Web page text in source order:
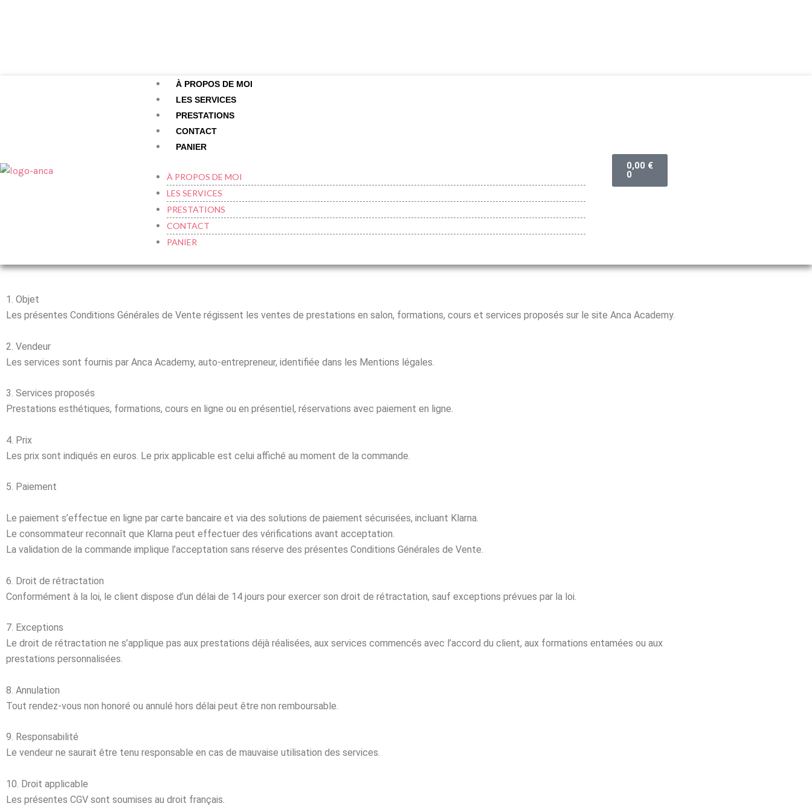
À PROPOS DE MOI
LES SERVICES
PRESTATIONS
CONTACT
PANIER
À PROPOS DE MOI
LES SERVICES
PRESTATIONS
CONTACT
PANIER
0,00 €
0
Cart
1. Objet
Les présentes Conditions Générales de Vente régissent les ventes de prestations en salon, formations, cours et services proposés sur le site Anca Academy.
2. Vendeur
Les services sont fournis par Anca Academy, auto-entrepreneur, identifiée dans les Mentions légales.
3. Services proposés
Prestations esthétiques, formations, cours en ligne ou en présentiel, réservations avec paiement en ligne.
4. Prix
Les prix sont indiqués en euros. Le prix applicable est celui affiché au moment de la commande.
5. Paiement
Le paiement s’effectue en ligne par carte bancaire et via des solutions de paiement sécurisées, incluant Klarna.
Le consommateur reconnaît que Klarna peut effectuer des vérifications avant acceptation.
La validation de la commande implique l’acceptation sans réserve des présentes Conditions Générales de Vente.
6. Droit de rétractation
Conformément à la loi, le client dispose d’un délai de 14 jours pour exercer son droit de rétractation, sauf exceptions prévues par la loi.
7. Exceptions
Le droit de rétractation ne s’applique pas aux prestations déjà réalisées, aux services commencés avec l’accord du client, aux formations entamées ou aux
prestations personnalisées.
8. Annulation
Tout rendez-vous non honoré ou annulé hors délai peut être non remboursable.
9. Responsabilité
Le vendeur ne saurait être tenu responsable en cas de mauvaise utilisation des services.
10. Droit applicable
Les présentes CGV sont soumises au droit français.